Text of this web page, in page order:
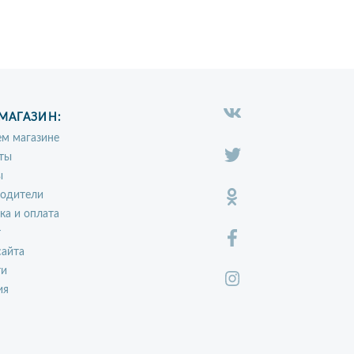
магазине
и оплата